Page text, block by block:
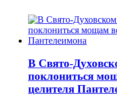
В Свято-
поклониться
целителя